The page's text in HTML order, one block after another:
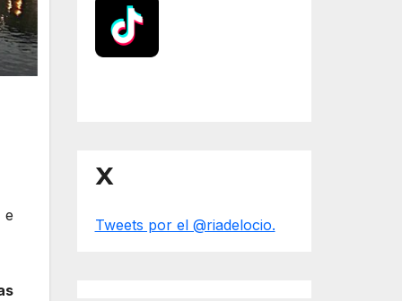
e
X
Tweets por el @riadelocio.